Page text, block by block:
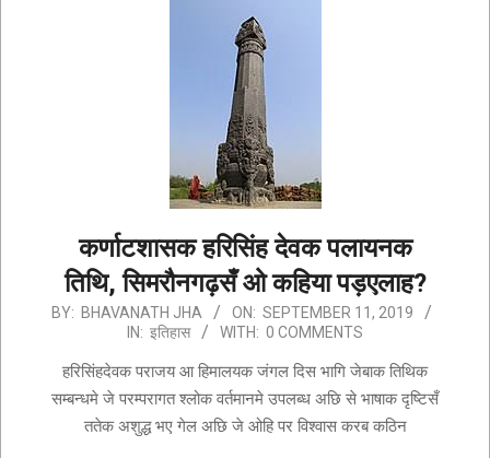
कर्णाटशासक हरिसिंह देवक पलायनक
तिथि, सिमरौनगढ़सँ ओ कहिया पड़एलाह?
2019-
11
BY: BHAVANATH JHA ON: SEPTEMBER 11, 2019
IN: इतिहास WITH: 0 COMMENTS
हरिसिंहदेवक पराजय आ हिमालयक जंगल दिस भागि जेबाक तिथिक
सम्बन्धमे जे परम्परागत श्लोक वर्तमानमे उपलब्ध अछि से भाषाक दृष्टिसँ
ततेक अशुद्ध भए गेल अछि जे ओहि पर विश्वास करब कठिन